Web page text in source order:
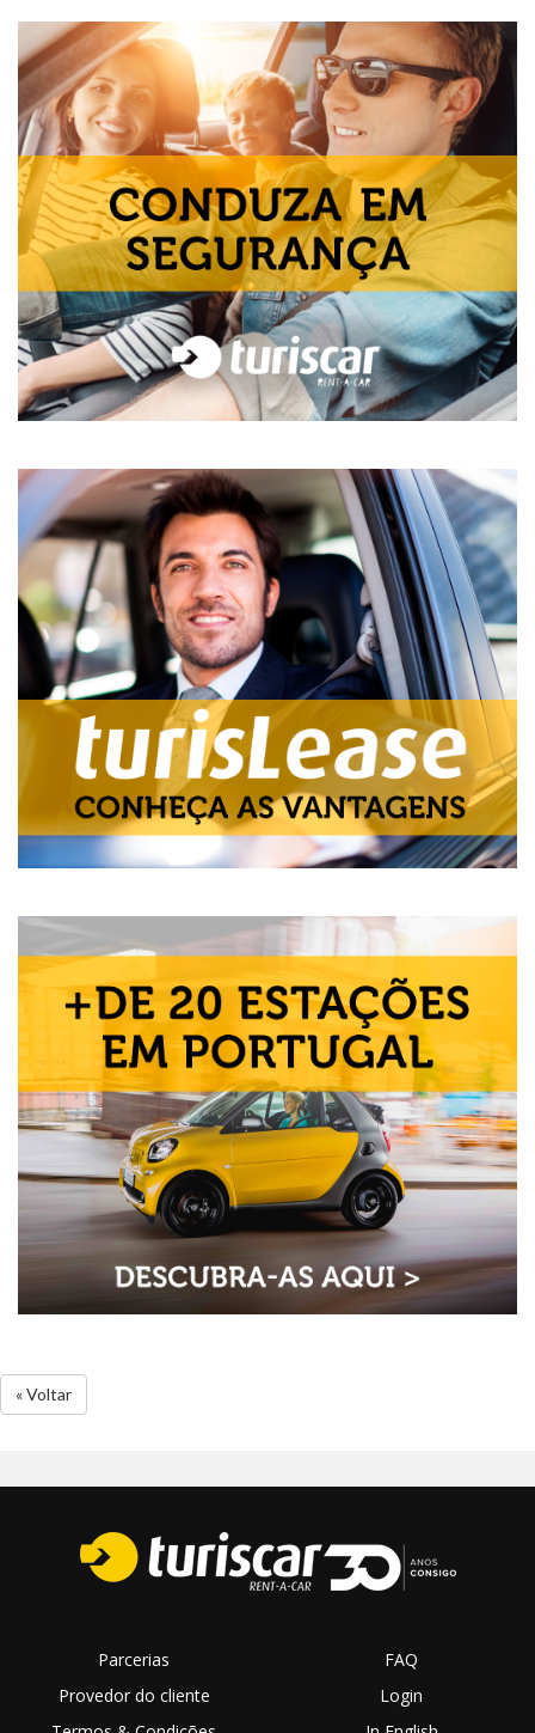
« Voltar
Parcerias
Provedor do cliente
FAQ
Login